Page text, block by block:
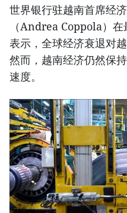
世界银行驻越南首席经
（Andrea Coppola）
表示，全球经济衰退对
然而，越南经济仍然保
速度。